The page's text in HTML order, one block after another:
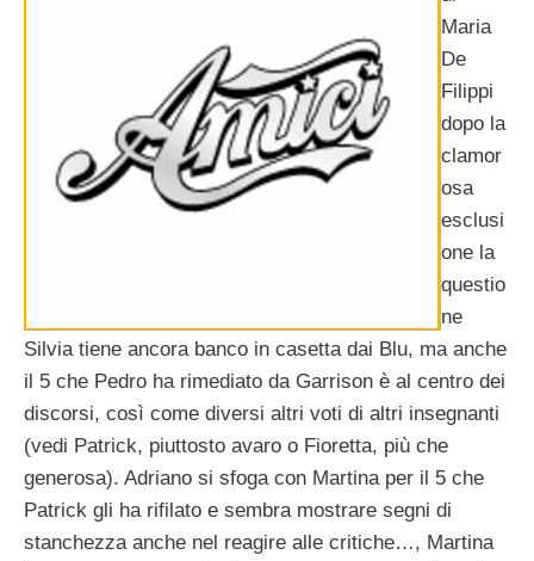
Maria
De
Filippi
dopo la
clamor
osa
esclusi
one la
questio
ne
Silvia tiene ancora banco in casetta dai Blu, ma anche
il 5 che Pedro ha rimediato da Garrison è al centro dei
discorsi, così come diversi altri voti di altri insegnanti
(vedi Patrick, piuttosto avaro o Fioretta, più che
generosa). Adriano si sfoga con Martina per il 5 che
Patrick gli ha rifilato e sembra mostrare segni di
stanchezza anche nel reagire alle critiche…, Martina